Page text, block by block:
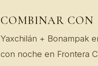
COMBINAR CON
Yaxchilán + Bonampak
con noche en Frontera